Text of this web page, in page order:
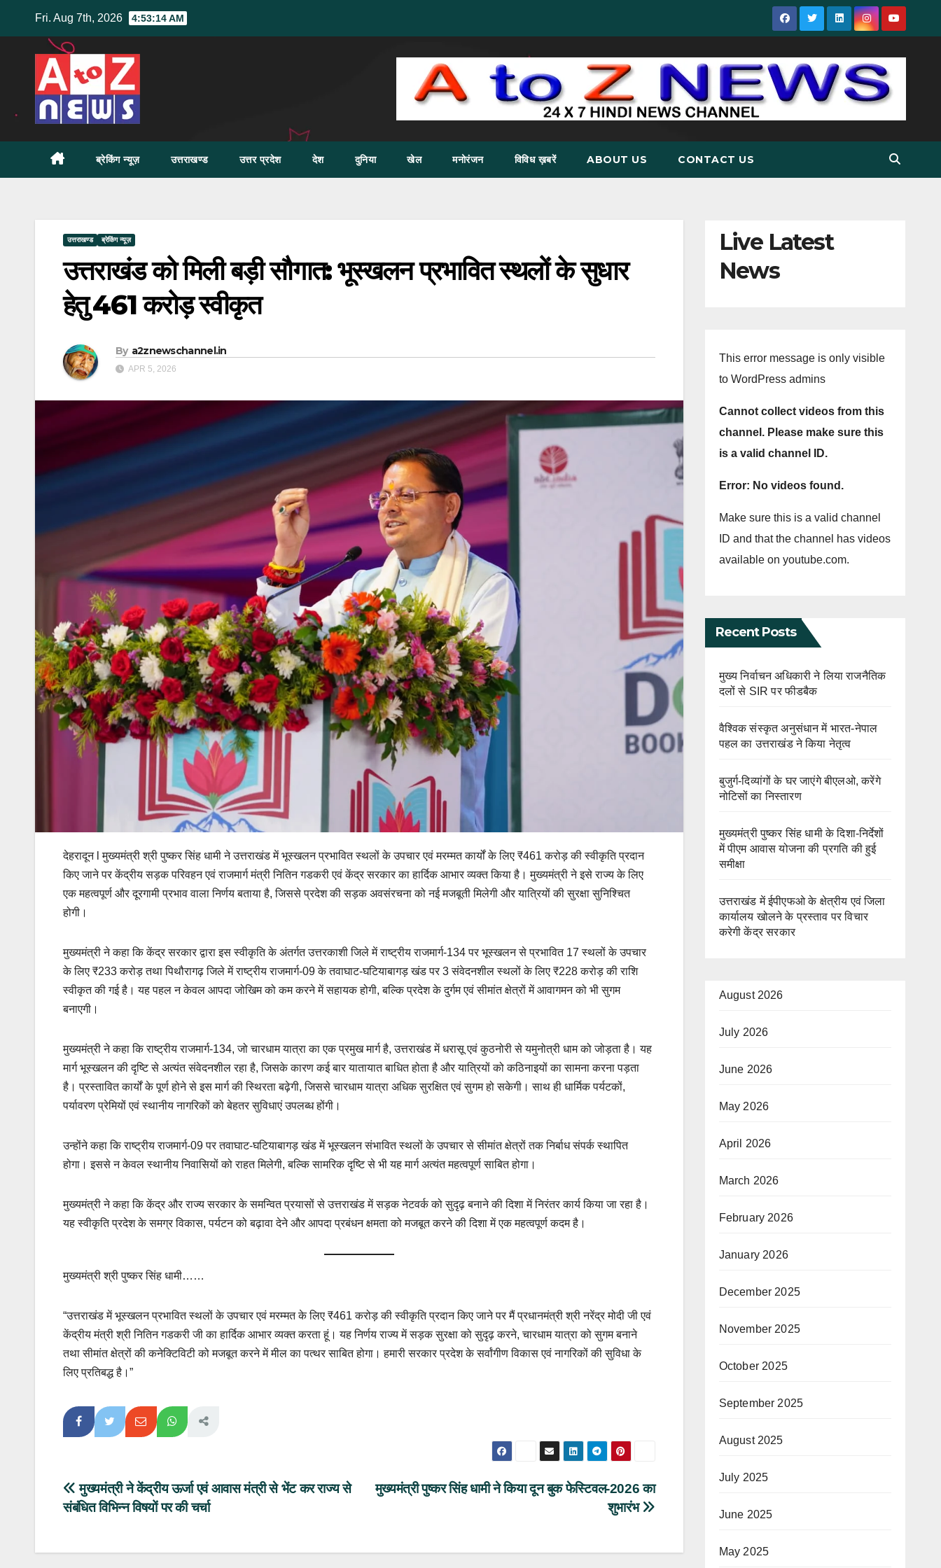
content
Fri. Aug 7th, 2026 4:53:15 AM
ब्रेकिंग न्यूज़ उत्तराखण्ड उत्तर प्रदेश देश दुनिया खेल मनोरंजन विविध ख़बरें ABOUT US CONTACT US
उत्तराखण्ड ब्रेकिंग न्यूज़
उत्तराखंड को मिली बड़ी सौगात: भूस्खलन प्रभावित स्थलों के सुधार
हेतु ₹461 करोड़ स्वीकृत
By a2znewschannel.in
APR 5, 2026
देहरादून l मुख्यमंत्री श्री पुष्कर सिंह धामी ने उत्तराखंड में भूस्खलन प्रभावित स्थलों के उपचार एवं मरम्मत कार्यों के लिए ₹461 करोड़ की स्वीकृति प्रदान
किए जाने पर केंद्रीय सड़क परिवहन एवं राजमार्ग मंत्री नितिन गडकरी एवं केंद्र सरकार का हार्दिक आभार व्यक्त किया है। मुख्यमंत्री ने इसे राज्य के लिए
एक महत्वपूर्ण और दूरगामी प्रभाव वाला निर्णय बताया है, जिससे प्रदेश की सड़क अवसंरचना को नई मजबूती मिलेगी और यात्रियों की सुरक्षा सुनिश्चित
होगी।
मुख्यमंत्री ने कहा कि केंद्र सरकार द्वारा इस स्वीकृति के अंतर्गत उत्तरकाशी जिले में राष्ट्रीय राजमार्ग-134 पर भूस्खलन से प्रभावित 17 स्थलों के उपचार
के लिए ₹233 करोड़ तथा पिथौरागढ़ जिले में राष्ट्रीय राजमार्ग-09 के तवाघाट-घटियाबागड़ खंड पर 3 संवेदनशील स्थलों के लिए ₹228 करोड़ की राशि
स्वीकृत की गई है। यह पहल न केवल आपदा जोखिम को कम करने में सहायक होगी, बल्कि प्रदेश के दुर्गम एवं सीमांत क्षेत्रों में आवागमन को भी सुगम
बनाएगी।
मुख्यमंत्री ने कहा कि राष्ट्रीय राजमार्ग-134, जो चारधाम यात्रा का एक प्रमुख मार्ग है, उत्तराखंड में धरासू एवं कुठनोरी से यमुनोत्री धाम को जोड़ता है। यह
मार्ग भूस्खलन की दृष्टि से अत्यंत संवेदनशील रहा है, जिसके कारण कई बार यातायात बाधित होता है और यात्रियों को कठिनाइयों का सामना करना पड़ता
है। प्रस्तावित कार्यों के पूर्ण होने से इस मार्ग की स्थिरता बढ़ेगी, जिससे चारधाम यात्रा अधिक सुरक्षित एवं सुगम हो सकेगी। साथ ही धार्मिक पर्यटकों,
पर्यावरण प्रेमियों एवं स्थानीय नागरिकों को बेहतर सुविधाएं उपलब्ध होंगी।
उन्होंने कहा कि राष्ट्रीय राजमार्ग-09 पर तवाघाट-घटियाबागड़ खंड में भूस्खलन संभावित स्थलों के उपचार से सीमांत क्षेत्रों तक निर्बाध संपर्क स्थापित
होगा। इससे न केवल स्थानीय निवासियों को राहत मिलेगी, बल्कि सामरिक दृष्टि से भी यह मार्ग अत्यंत महत्वपूर्ण साबित होगा।
मुख्यमंत्री ने कहा कि केंद्र और राज्य सरकार के समन्वित प्रयासों से उत्तराखंड में सड़क नेटवर्क को सुदृढ़ बनाने की दिशा में निरंतर कार्य किया जा रहा है।
यह स्वीकृति प्रदेश के समग्र विकास, पर्यटन को बढ़ावा देने और आपदा प्रबंधन क्षमता को मजबूत करने की दिशा में एक महत्वपूर्ण कदम है।
मुख्यमंत्री श्री पुष्कर सिंह धामी……
“उत्तराखंड में भूस्खलन प्रभावित स्थलों के उपचार एवं मरम्मत के लिए ₹461 करोड़ की स्वीकृति प्रदान किए जाने पर मैं प्रधानमंत्री श्री नरेंद्र मोदी जी एवं
केंद्रीय मंत्री श्री नितिन गडकरी जी का हार्दिक आभार व्यक्त करता हूं। यह निर्णय राज्य में सड़क सुरक्षा को सुदृढ़ करने, चारधाम यात्रा को सुगम बनाने
तथा सीमांत क्षेत्रों की कनेक्टिविटी को मजबूत करने में मील का पत्थर साबित होगा। हमारी सरकार प्रदेश के सर्वांगीण विकास एवं नागरिकों की सुविधा के
लिए प्रतिबद्ध है।”
Post
navigation
मुख्यमंत्री पुष्कर सिंह धामी ने किया दून बुक फेस्टिवल-2026 का
शुभारंभ
मुख्यमंत्री ने केंद्रीय ऊर्जा एवं आवास मंत्री से भेंट कर राज्य से
संबंधित विभिन्न विषयों पर की चर्चा
Live Latest
News
This error message is only visible
to WordPress admins
Cannot collect videos from this
channel. Please make sure this
is a valid channel ID.
Error: No videos found.
Make sure this is a valid channel
ID and that the channel has videos
available on youtube.com.
Recent Posts
मुख्य निर्वाचन अधिकारी ने लिया राजनैतिक
दलों से SIR पर फीडबैक
वैश्विक संस्कृत अनुसंधान में भारत-नेपाल
पहल का उत्तराखंड ने किया नेतृत्व
बुजुर्ग-दिव्यांगों के घर जाएंगे बीएलओ, करेंगे
नोटिसों का निस्तारण
मुख्यमंत्री पुष्कर सिंह धामी के दिशा-निर्देशों
में पीएम आवास योजना की प्रगति की हुई
समीक्षा
उत्तराखंड में ईपीएफओ के क्षेत्रीय एवं जिला
कार्यालय खोलने के प्रस्ताव पर विचार
करेगी केंद्र सरकार
August 2026
July 2026
June 2026
May 2026
April 2026
March 2026
February 2026
January 2026
December 2025
November 2025
October 2025
September 2025
August 2025
July 2025
June 2025
May 2025